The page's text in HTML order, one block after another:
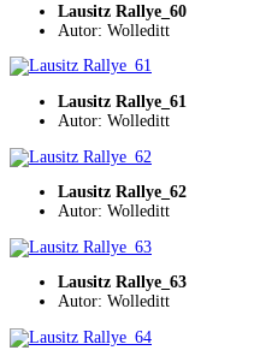
Lausitz Rallye_60
Autor: Wolleditt
Lausitz Rallye_61
Autor: Wolleditt
Lausitz Rallye_62
Autor: Wolleditt
Lausitz Rallye_63
Autor: Wolleditt